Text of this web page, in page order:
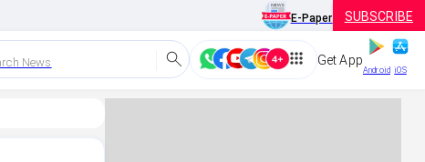
E-Paper SUBSCRIBE
News Get App
Android iOS